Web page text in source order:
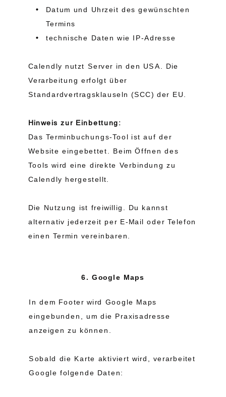
Datum und Uhrzeit des gewünschten
Termins
technische Daten wie IP-Adresse
Calendly nutzt Server in den USA. Die
Verarbeitung erfolgt über
Standardvertragsklauseln (SCC) der EU.
Hinweis zur Einbettung:
Das Terminbuchungs-Tool ist auf der
Website eingebettet. Beim Öffnen des
Tools wird eine direkte Verbindung zu
Calendly hergestellt.
Die Nutzung ist freiwillig. Du kannst
alternativ jederzeit per E-Mail oder Telefon
einen Termin vereinbaren.
6. Google Maps
In dem Footer wird Google Maps
eingebunden, um die Praxisadresse
anzeigen zu können.
Sobald die Karte aktiviert wird, verarbeitet
Google folgende Daten: